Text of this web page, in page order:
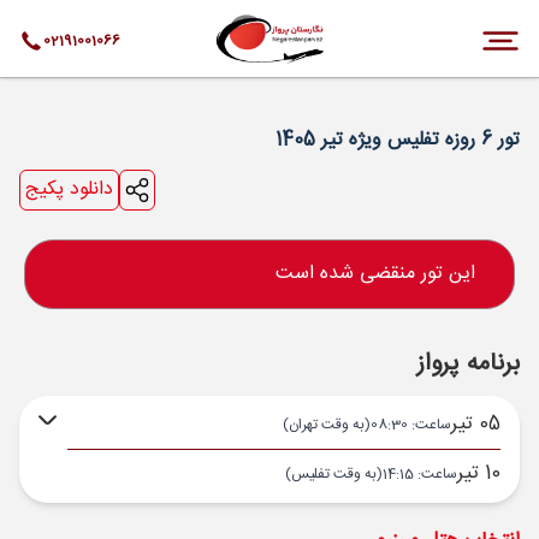
02191001066
تور 6 روزه تفلیس ویژه تیر 1405
دانلود پکیج
این تور منقضی شده است
برنامه پرواز
05 تیر ساعت: 08:30 (به وقت تهران)
10 تیر ساعت: 14:15 (به وقت تفلیس)